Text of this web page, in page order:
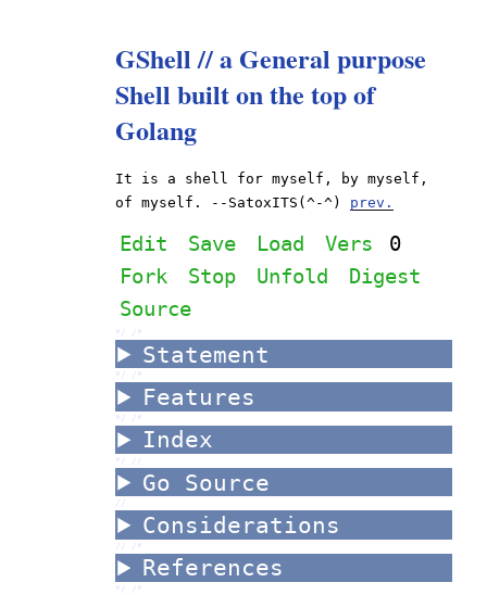
GShell // a General purpose
Shell built on the top of
Golang
It is a shell for myself, by myself,
of myself. --SatoxITS(^-^) prev.
Edit Save Load Vers
0
Fork
Stop Unfold
Digest
Source
*/ /*
Statement
*/ /*
Features
*/ /*
Index
*/ //
Go Source
//
Considerations
// /*
References
*/ /*